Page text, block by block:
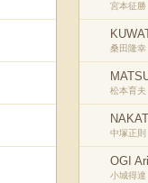
宮本征勝
桑田隆幸
松本育夫
中塚正則
OGI
小城得達